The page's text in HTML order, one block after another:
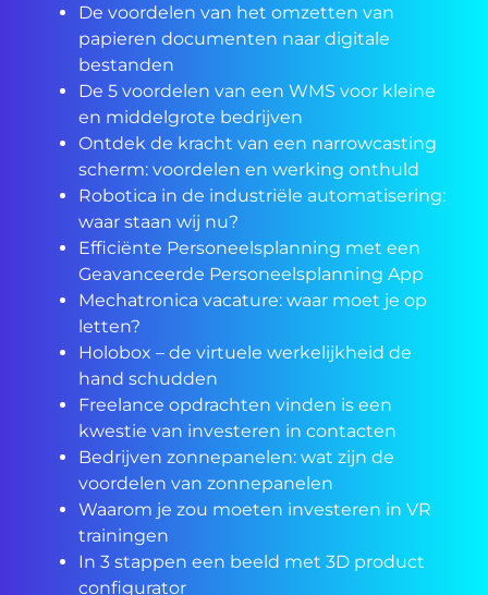
De voordelen van het omzetten van
papieren documenten naar digitale
bestanden
De 5 voordelen van een WMS voor kleine
en middelgrote bedrijven
Ontdek de kracht van een narrowcasting
scherm: voordelen en werking onthuld
Robotica in de industriële automatisering:
waar staan wij nu?
Efficiënte Personeelsplanning met een
Geavanceerde Personeelsplanning App
Mechatronica vacature: waar moet je op
letten?
Holobox – de virtuele werkelijkheid de
hand schudden
Freelance opdrachten vinden is een
kwestie van investeren in contacten
Bedrijven zonnepanelen: wat zijn de
voordelen van zonnepanelen
Waarom je zou moeten investeren in VR
trainingen
In 3 stappen een beeld met 3D product
configurator